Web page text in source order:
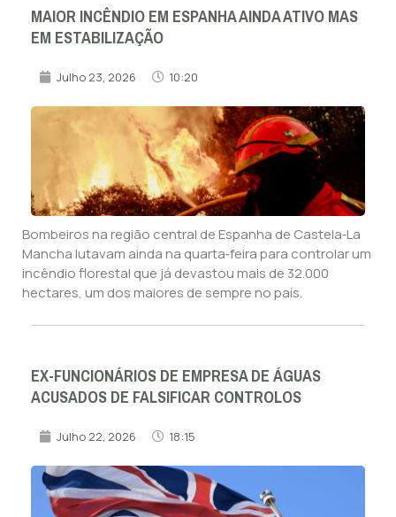
MAIOR INCÊNDIO EM ESPANHA AINDA ATIVO MAS
EM ESTABILIZAÇÃO
Julho 23, 2026 10:20
Bombeiros na região central de Espanha de Castela‑La
Mancha lutavam ainda na quarta‑feira para controlar um
incêndio florestal que já devastou mais de 32.000
hectares, um dos maiores de sempre no país.
EX-FUNCIONÁRIOS DE EMPRESA DE ÁGUAS
ACUSADOS DE FALSIFICAR CONTROLOS
Julho 22, 2026 18:15